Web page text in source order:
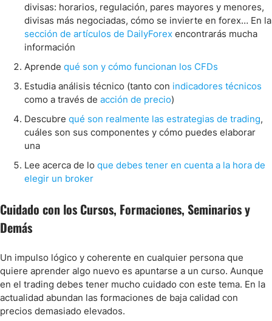
divisas: horarios, regulación, pares mayores y menores,
divisas más negociadas, cómo se invierte en forex… En la
sección de artículos de DailyForex encontrarás mucha
información
Aprende qué son y cómo funcionan los CFDs
Estudia análisis técnico (tanto con indicadores técnicos
como a través de acción de precio)
Descubre qué son realmente las estrategias de trading,
cuáles son sus componentes y cómo puedes elaborar
una
Lee acerca de lo que debes tener en cuenta a la hora de
elegir un broker
Cuidado con los Cursos, Formaciones, Seminarios y
Demás
Un impulso lógico y coherente en cualquier persona que
quiere aprender algo nuevo es apuntarse a un curso. Aunque
en el trading debes tener mucho cuidado con este tema. En la
actualidad abundan las formaciones de baja calidad con
precios demasiado elevados.